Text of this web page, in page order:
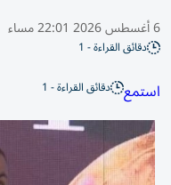
6 أغسطس 2026 22:01 مساء
دقائق القراءة - 1
استمع دقائق القراءة - 1